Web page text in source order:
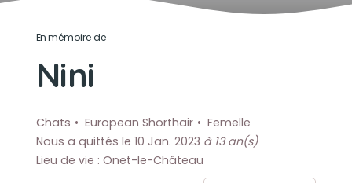
En mémoire de
Nini
Chats European Shorthair
Femelle
Nous a quittés le 10 Jan. 2023 à 13 an(s)
Lieu de vie : Onet-le-Château